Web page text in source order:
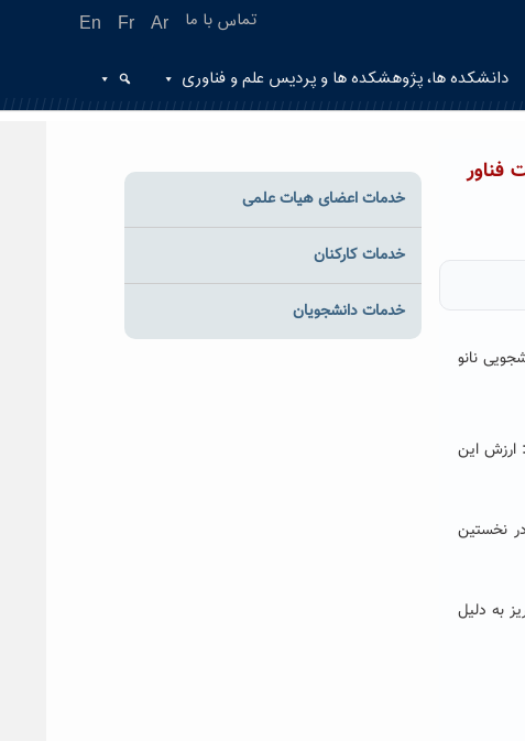
En Fr Ar تماس با ما
دانشکده ها، پژوهشکده ها و پردیس علم و فناوری
فناور
نانو
ارزش این
نخستین
به دلیل
خدمات اعضای هیات علمی
خدمات کارکنان
خدمات دانشجویان